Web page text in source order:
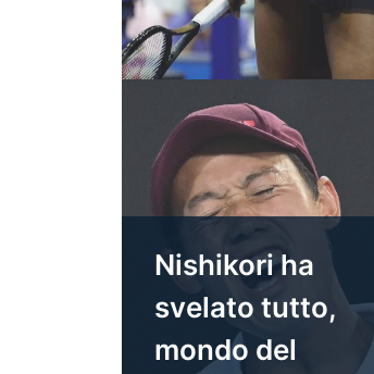
Nishikori ha
svelato tutto,
mondo del